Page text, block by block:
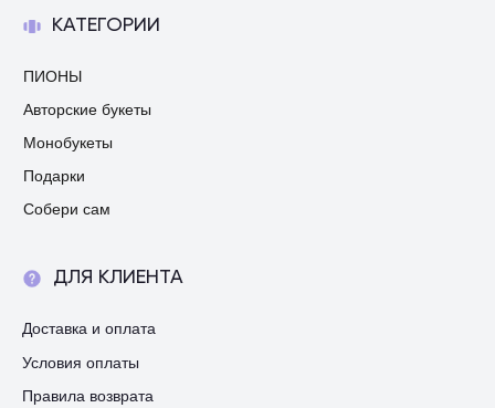
Собери сам
Подарки
Монобукеты
ПИОНЫ
Авторские букеты
Доставка и оплата
Условия оплаты
ДЛЯ КЛИЕНТА
Правила возврата
КАТЕГОРИИ